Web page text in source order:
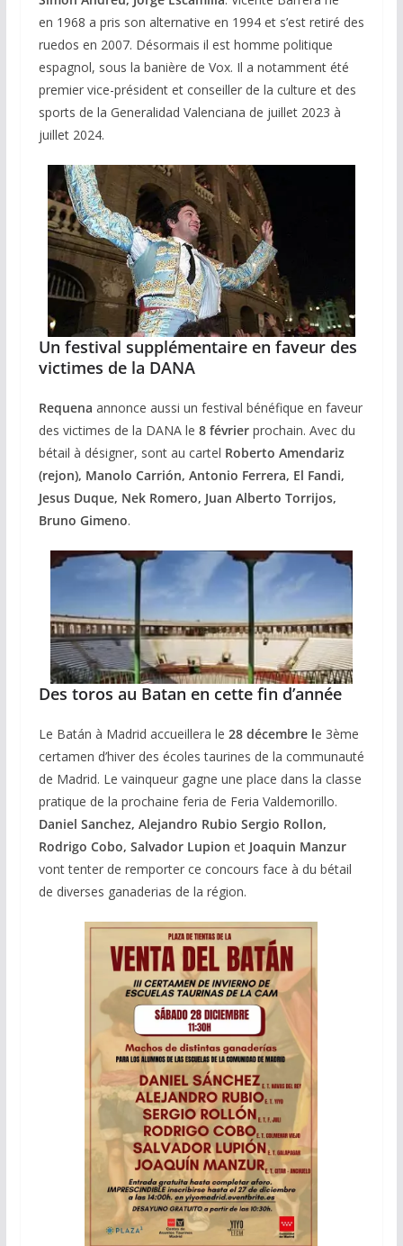
en 1968 a pris son alternative en 1994 et s’est retiré des
ruedos en 2007. Désormais il est homme politique
espagnol, sous la banière de Vox. Il a notamment été
premier vice-président et conseiller de la culture et des
sports de la Generalidad Valenciana de juillet 2023 à
juillet 2024.
Un festival supplémentaire en faveur des
victimes de la DANA
Requena annonce aussi un festival bénéfique en faveur
des victimes de la DANA le 8 févrierprochain. Avec du
bétail à désigner, sont au cartel Roberto Amendariz
(rejon), Manolo Carrión, Antonio Ferrera, El Fandi,
Jesus Duque, Nek Romero, Juan Alberto Torrijos,
Bruno Gimeno.
Des toros au Batan en cette fin d’année
Le Batán à Madrid accueillera le 28 décembre le 3ème
certamen d’hiver des écoles taurines de la communauté
de Madrid. Le vainqueur gagne une place dans la classe
pratique de la prochaine feria de Feria Valdemorillo.
Daniel Sanchez, Alejandro Rubio Sergio Rollon,
Rodrigo Cobo, Salvador Lupion et Joaquin Manzur
vont tenter de remporter ce concours face à du bétail
de diverses ganaderias de la région.